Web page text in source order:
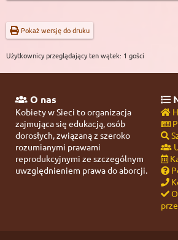
Pokaż wersję do druku
Użytkownicy przeglądający ten wątek: 1 gości
O nas
Kobiety w Sieci to organizacja
zajmująca się edukacją, osób
dorosłych, związaną z szeroko
rozumianymi prawami
reprodukcyjnymi ze szczególnym
uwzględnieniem prawa do aborcji.